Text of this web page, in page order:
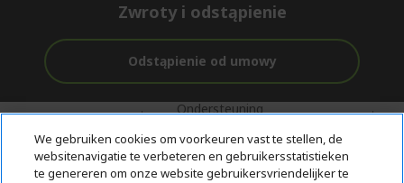
Zwroty i odstąpienie
Odstąpienie od umowy
Gratis
bezorging
Ondersteuning
aankoop
Met 0%
Rente
We gebruiken cookies om voorkeuren vast te stellen, de
websitenavigatie te verbeteren en gebruikersstatistieken
te genereren om onze website gebruikersvriendelijker te